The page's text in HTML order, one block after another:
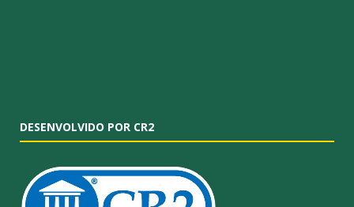
DESENVOLVIDO POR CR2